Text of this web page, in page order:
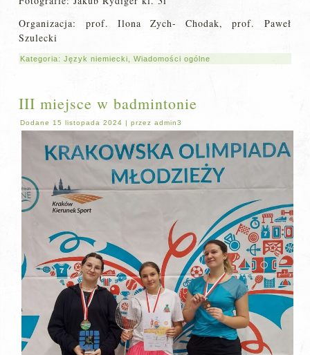
Organizacja: prof. Ilona Zych- Chodak, prof. Paweł
Szulecki
Kategoria:Język niemiecki ,Wiadomości ogólne
III miejsce w badmintonie
Dodane 15 listopada 2024 |przez admin3